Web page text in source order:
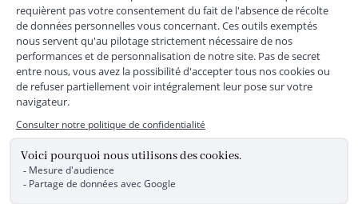
du traitement, sont nécessaires à l'envoi de newsletters, à la
création de compte, pour le traitement, le suivi et la livraison
de votre commande, ainsi que pour le suivi de votre
adhésion au programme fidélité. Conformément au
Règlement Européen 2016/679 du 27 avril 2016 sur la
protection des données personnelles, vous bénéficiez d'un
rectification, d'opposition, d'effacement, de portabilité ou de
limitation aux traitements de données vous concernant.
Vous pouvez exercer vos droits en écrivant à JACADI –
Service Clients – 2/10 Rue Chaptal, 92300 LEVALLOIS-